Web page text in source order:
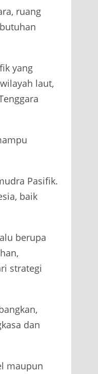
ruang
yang
laut,
Pasifik.
baik
berupa
strategi
dan
maupun